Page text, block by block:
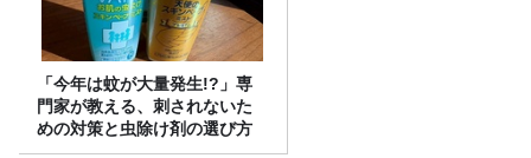
「今年は蚊が大量発生!?」専
門家が教える、刺されないた
めの対策と虫除け剤の選び方